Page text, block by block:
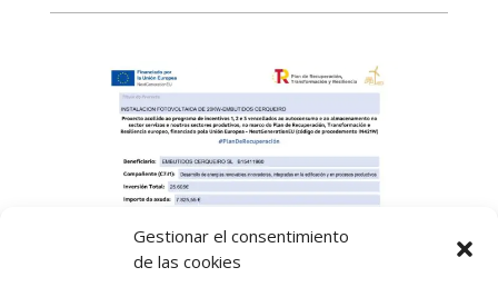
Gestionar el consentimiento
de las cookies